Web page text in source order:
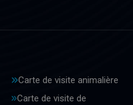
Carte de visite animalière
Carte de visite de